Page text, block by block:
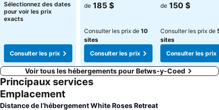
Sélectionnez des dates
pour voir les prix
exacts
Consulter les prix
de 185 $
Consulter les prix de 10
sites
Consulter les prix
de 150 $
Consulter les prix de
sites
Consulter les prix
Voir tous les hébergements pour Betws-y-Coed
Principaux services
Emplacement
Distance de l’hébergement White Roses Retreat